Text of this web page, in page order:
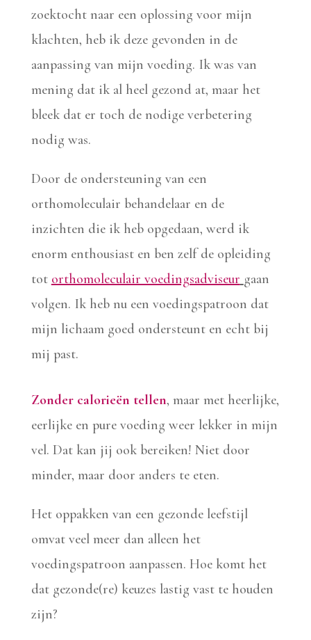
zoektocht naar een oplossing voor mijn
klachten, heb ik deze gevonden in de
aanpassing van mijn voeding. Ik was van
mening dat ik al heel gezond at, maar het
bleek dat er toch de nodige verbetering
nodig was.
Door de ondersteuning van een
orthomoleculair behandelaar en de
inzichten die ik heb opgedaan, werd ik
enorm enthousiast en ben zelf de opleiding
tot orthomoleculair voedingsadviseur gaan
volgen. Ik heb nu een voedingspatroon dat
mijn lichaam goed ondersteunt en echt bij
mij past.
Zonder calorieën tellen, maar met heerlijke,
eerlijke en pure voeding weer lekker in mijn
vel. Dat kan jij ook bereiken! Niet door
minder, maar door anders te eten.
Het oppakken van een gezonde leefstijl
omvat veel meer dan alleen het
voedingspatroon aanpassen. Hoe komt het
dat gezonde(re) keuzes lastig vast te houden
zijn?